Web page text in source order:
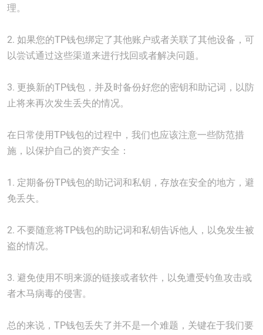
理。
2. 如果您的TP钱包绑定了其他账户或者关联了其他设备，可
以尝试通过这些渠道来进行找回或者解决问题。
3. 更换新的TP钱包，并及时备份好您的密钥和助记词，以防
止将来再次发生丢失的情况。
在日常使用TP钱包的过程中，我们也应该注意一些防范措
施，以保护自己的资产安全：
1. 定期备份TP钱包的助记词和私钥，存放在安全的地方，避
免丢失。
2. 不要随意将TP钱包的助记词和私钥告诉他人，以免发生被
盗的情况。
3. 避免使用不明来源的链接或者软件，以免遭受钓鱼攻击或
者木马病毒的侵害。
总的来说，TP钱包丢失了并不是一个难题，关键在于我们要